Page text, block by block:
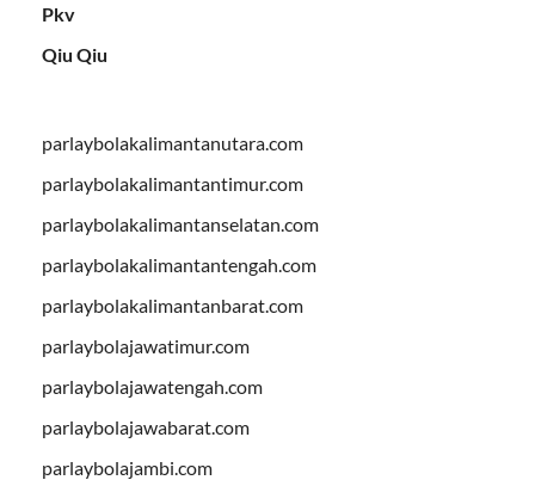
Pkv
Qiu Qiu
parlaybolakalimantanutara.com
parlaybolakalimantantimur.com
parlaybolakalimantanselatan.com
parlaybolakalimantantengah.com
parlaybolakalimantanbarat.com
parlaybolajawatimur.com
parlaybolajawatengah.com
parlaybolajawabarat.com
parlaybolajambi.com